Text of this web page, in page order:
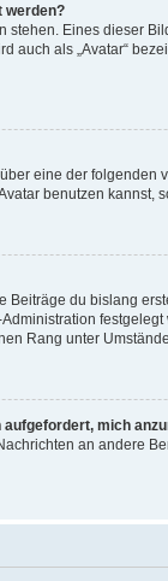
werden?
Eines dieser
auch als „Avatar“
eine der
benutzen kannst,
du bislang
Rang unter
mich
an andere